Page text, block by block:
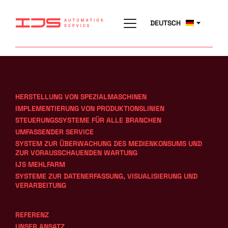
DEUTSCH
HERSTELLUNG VON SPEZIALMASCHINEN
IMPLEMENTIERUNG VON PRODUKTIONSLINIEN
STEUERUNGSSYSTEME FÜR ALLE BRANCHEN
UMFASSENDER SERVICE
SYSTEM ZUR ÜBERWACHUNG DES MEDIENKONSUMS UND
ZUR VORAUSSCHAUENDEN WARTUNG
IJS MEHLFARM
SYSTEME ZUR DATENERFASSUNG, VISUALISIERUNG UND
VERARBEITUNG
REFERENZ